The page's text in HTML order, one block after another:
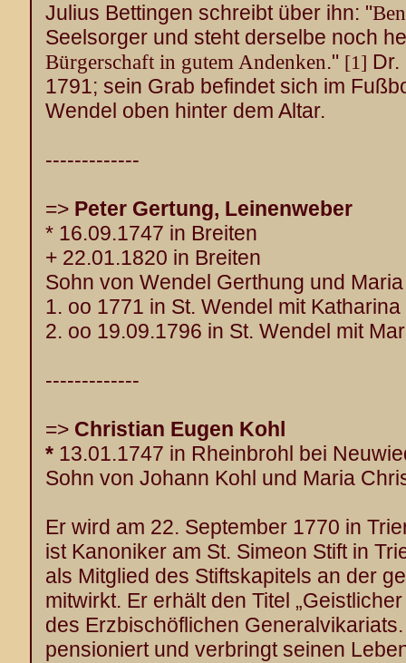
Julius Bettingen schreibt über ihn: "
Seelsorger und steht derselbe noch
Bürgerschaft in gutem Andenken." [1]
1791; sein Grab befindet sich im
Wendel oben hinter dem Altar.
-------------
=> Peter Gertung, Leinenweber
* 16.09.1747 in Breiten
+ 22.01.1820 in Breiten
Sohn von Wendel Gerthung und
1. oo 1771 in St. Wendel mit
2. oo 19.09.1796 in St. Wendel mit
-------------
=> Christian Eugen Kohl
* 13.01.1747 in Rheinbrohl bei
Sohn von Johann Kohl und Maria
Er wird am 22. September 1770 in
ist Kanoniker am St. Simeon Stift in
als Mitglied des Stiftskapitels an der
mitwirkt. Er erhält den Titel
des Erzbischöflichen
pensioniert und verbringt seinen